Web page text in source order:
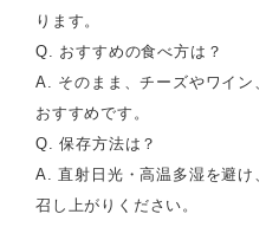
ります。
Q. おすすめの食べ方は？
A. そのまま、チーズやワイン
おすすめです。
Q. 保存方法は？
A. 直射日光・高温多湿を避け
召し上がりください。